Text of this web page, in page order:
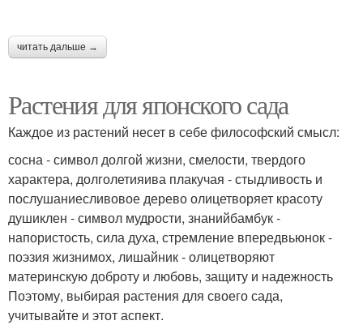
читать дальше →
Растения для японского сада
Каждое из растений несет в себе философский смысл:
сосна - символ долгой жизни, смелости, твердого
характера, долголетияива плакучая - стыдливость и
послушаниесливовое дерево олицетворяет красоту
душиклен - символ мудрости, знанийбамбук -
напористость, сила духа, стремление впередвьюнок -
поэзия жизнимох, лишайник - олицетворяют
материнскую доброту и любовь, защиту и надежность
Поэтому, выбирая растения для своего сада,
учитывайте и этот аспект.